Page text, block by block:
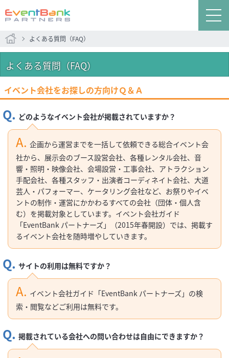
よくある質問（FAQ）
よくある質問（FAQ）
イベント会社をお探しの方向けＱ＆Ａ
どのようなイベント会社が掲載されていますか？
企画から運営までを一括して依頼できる総合イベント会
社から、展示会のブース設営会社、各種レンタル会社、音
響・照明・映像会社、会場設営・工事会社、アトラクション
手配会社、各種スタッフ・出演者コーディネイト会社、大道
芸人・パフォーマー、ケータリング会社など、お祭りやイベ
ントの制作・運営にかかわるすべての会社（団体・個人含
む）を掲載対象としています。イベント会社ガイド
「EventBank パートナーズ」（2015年春開設）では、掲載す
るイベント会社を随時増やしていきます。
サイトの利用は無料ですか？
イベント会社ガイド「EventBank パートナーズ」の検
索・閲覧などご利用は無料です。
掲載されている会社への問い合わせは自由にできますか？